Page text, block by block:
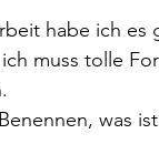
habe ich es
muss tolle
was